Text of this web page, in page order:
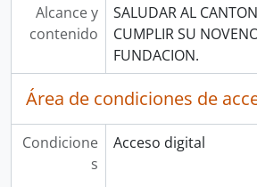
Alcance y
contenido
SALUDAR AL
CUMPLIR SU
FUNDACION.
Área de condiciones de
Condicione
s
Acceso digital